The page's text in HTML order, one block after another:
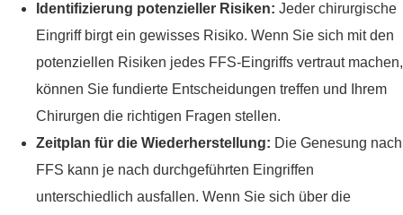
Identifizierung potenzieller Risiken: Jeder chirurgische
Eingriff birgt ein gewisses Risiko. Wenn Sie sich mit den
potenziellen Risiken jedes FFS-Eingriffs vertraut machen,
können Sie fundierte Entscheidungen treffen und Ihrem
Chirurgen die richtigen Fragen stellen.
Zeitplan für die Wiederherstellung: Die Genesung nach
FFS kann je nach durchgeführten Eingriffen
unterschiedlich ausfallen. Wenn Sie sich über die